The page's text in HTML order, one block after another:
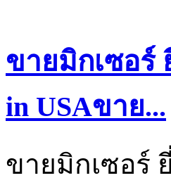
ขายมิกเซอร์
in USAขาย...
ขายมิกเซอร์ ยี่